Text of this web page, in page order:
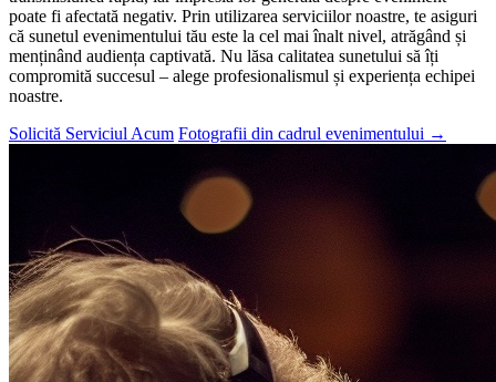
poate fi afectată negativ. Prin utilizarea serviciilor noastre, te asiguri
că sunetul evenimentului tău este la cel mai înalt nivel, atrăgând și
menținând audiența captivată. Nu lăsa calitatea sunetului să îți
compromită succesul – alege profesionalismul și experiența echipei
noastre.
Solicită Serviciul Acum Fotografii din cadrul evenimentului →